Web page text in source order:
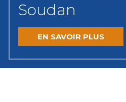
Soudan
EN SAVOIR PLUS